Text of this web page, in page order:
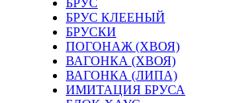
БРУС
БРУС КЛЕЕНЫЙ
БРУСКИ
ПОГОНАЖ (ХВОЯ)
ВАГОНКА (ХВОЯ)
ВАГОНКА (ЛИПА)
ИМИТАЦИЯ БРУСА